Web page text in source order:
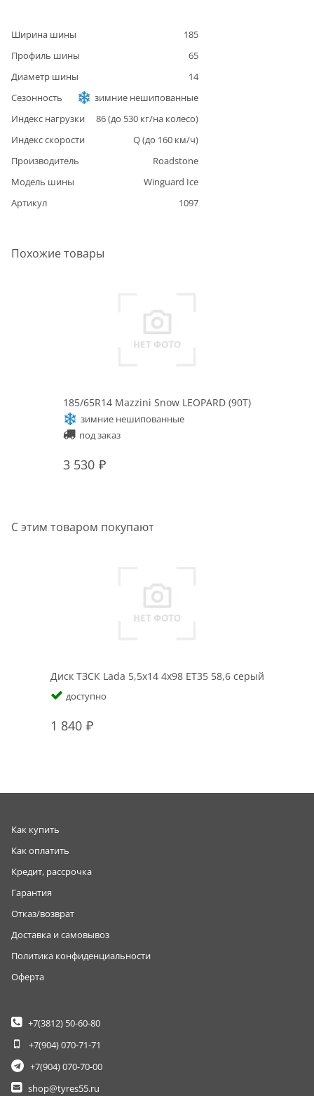
Ширина шины
185
Профиль шины
65
Диаметр шины
14
Сезонность
зимние нешипованные
Индекс нагрузки
86(до 530 кг/на колесо)
Индекс скорости
Q(до 160 км/ч)
Производитель
Roadstone
Модель шины
Winguard Ice
Артикул
1097
Похожие товары
185/65R14 Mazzini Snow LEOPARD (90T)
зимние нешипованные
под заказ
3 530
С этим товаром покупают
Диск ТЗСК Lada 5,5x14 4x98 ET35 58,6 серый
доступно
1 840
Как купить
Как оплатить
Кредит, рассрочка
Гарантия
Отказ/возврат
Доставка и самовывоз
Политика конфиденциальности
Оферта
+7(3812) 50-60-80
+7(904)070-71-71
+7(904)070-70-00
shop@tyres55.ru